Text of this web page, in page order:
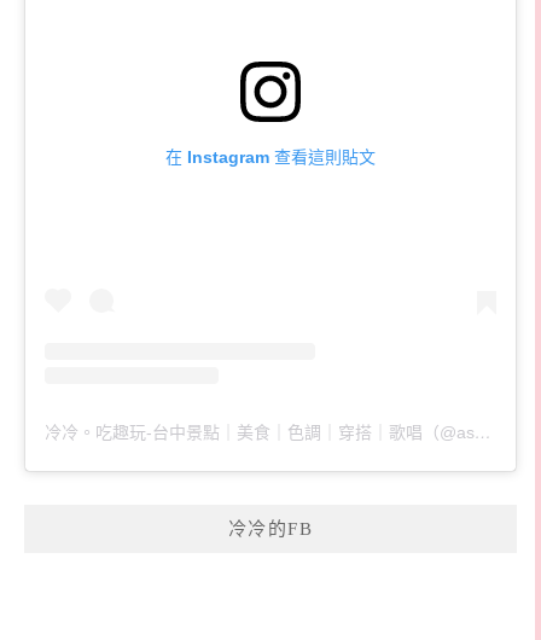
在 Instagram 查看這則貼文
冷冷。吃趣玩-台中景點｜美食｜色調｜穿搭｜歌唱（@ascoldaswater）分享的貼文
冷冷的FB